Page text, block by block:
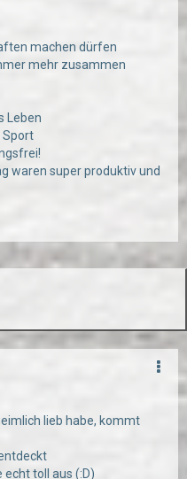
machen dürfen
mehr zusammen
Leben
Sport
waren super produktiv und
lieb habe, kommt
toll aus (:D)